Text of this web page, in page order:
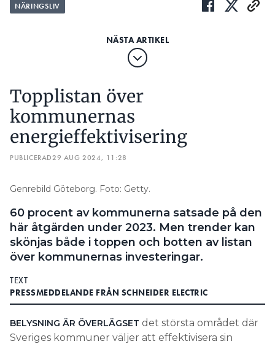
NÄRINGSLIV
Topplistan över
kommunernas
energieffektivisering
PUBLICERAD29 AUG 2024, 11:28
Genrebild Göteborg. Foto: Getty.
60 procent av kommunerna satsade på den
här åtgärden under 2023. Men trender kan
skönjas både i toppen och botten av listan
över kommunernas investeringar.
TEXT
PRESSMEDDELANDE FRÅN SCHNEIDER ELECTRIC
BELYSNING ÄR ÖVERLÄGSET det största området där
Sveriges kommuner väljer att effektivisera sin